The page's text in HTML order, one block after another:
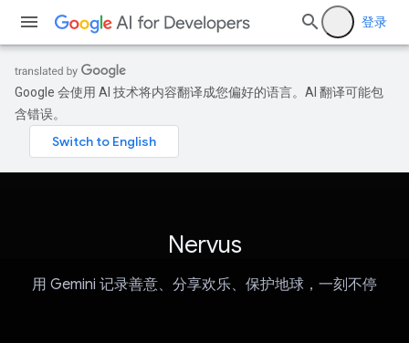
登录
Google 会使用 AI 技术将内容翻译成您偏好的语言。AI 翻译可能包
含错误。
Nervus
用 Gemini 记录善意、分享欢乐、保护地球，一刻不停